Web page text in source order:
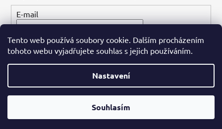
Tento web používá soubory cookie. Dalším procházením
tohoto webu vyjadřujete souhlas s jejich používáním.
Nastavení
Souhlasím
E-mail
PŘIHLÁSIT SE
Vytvořil Shoptet
Dental-ordinace.cz
vyhrazena.